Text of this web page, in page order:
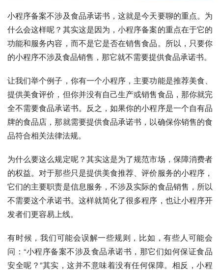
小程序备案不涉及食品承诺书，这就是今天要聊的重点。为
什么会这样呢？其实这是因为，小程序备案的重点在于它的
功能和服务内容，而不是它是否在销售食品。所以，只要你
的小程序不涉及食品销售，那它就不需要提供食品承诺书。
让我们举个例子，你有一个小程序，主要功能是推荐美食、
提供美食评价，但你并没有自己生产或销售食品，那你就完
全不需要食品承诺书。反之，如果你的小程序是一个自有品
牌的食品店，那就需要提供食品承诺书，以确保你销售的食
品符合相关法律法规。
为什么要这么规定呢？其实这是为了规范市场，保障消费者
的权益。对于那些只是提供美食推荐、评价服务的小程序，
它们的主要职责是信息服务，不涉及实际的食品销售，所以
不需要这个承诺书。这样就简化了很多程序，也让小程序开
发者们更容易上线。
有时候，我们可能会误解一些规则，比如，有些人可能会
问：“小程序备案不涉及食品承诺书，那它们如何保证食品
安全呢？”其实，这并不意味着没有任何保障。相反，小程